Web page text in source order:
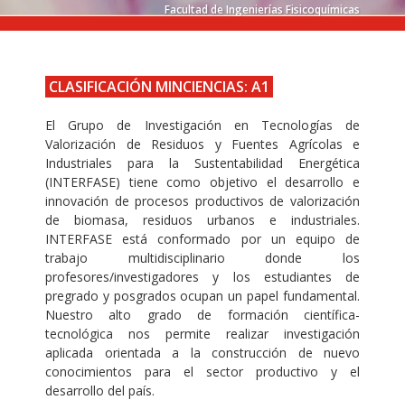
Facultad de Ingenierías Fisicoquímicas
.
CLASIFICACIÓN MINCIENCIAS: A1
El Grupo de Investigación en Tecnologías de
Valorización de Residuos y Fuentes Agrícolas e
Industriales para la Sustentabilidad Energética
(INTERFASE) tiene como objetivo el desarrollo e
innovación de procesos productivos de valorización
de biomasa, residuos urbanos e industriales.
INTERFASE está conformado por un equipo de
trabajo multidisciplinario donde los
profesores/investigadores y los estudiantes de
pregrado y posgrados ocupan un papel fundamental.
Nuestro alto grado de formación científica-
tecnológica nos permite realizar investigación
aplicada orientada a la construcción de nuevo
conocimientos para el sector productivo y el
desarrollo del país.